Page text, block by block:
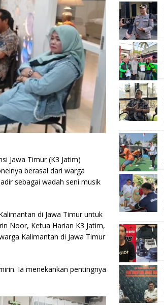
Jawa Timur (K3 Jatim)
berasal dari warga
sebagai wadah seni musik
di Jawa Timur untuk
Noor, Ketua Harian K3 Jatim,
Kalimantan di Jawa Timur
Ia menekankan pentingnya